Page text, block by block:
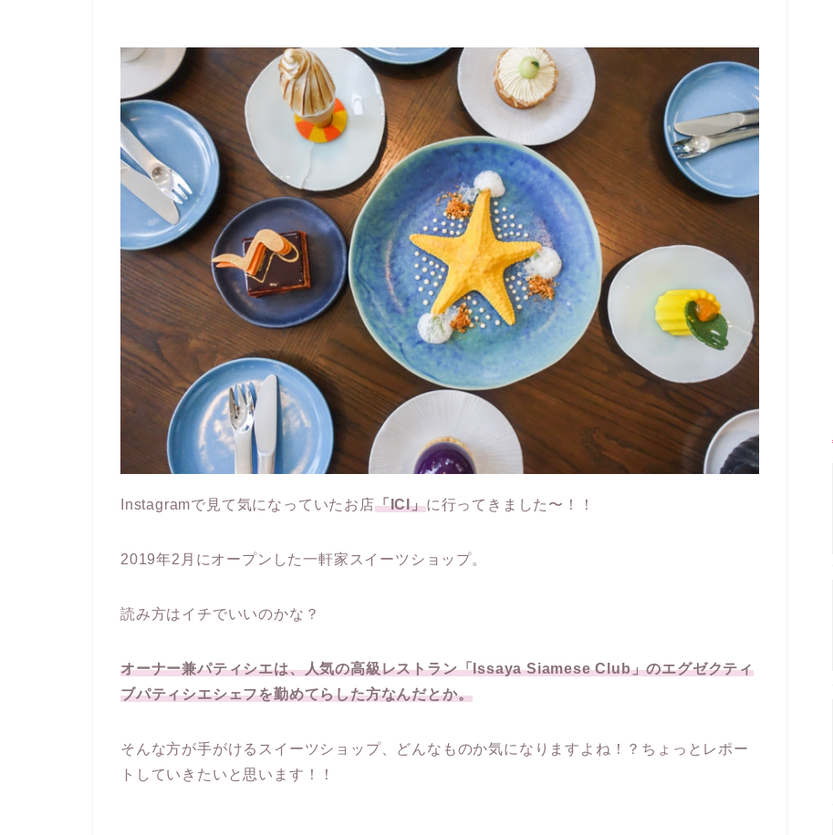
Instagramで見て気になっていたお店「ICI」に行ってきました〜！！
2019年2月にオープンした一軒家スイーツショップ。
読み方はイチでいいのかな？
オーナー兼パティシエは、人気の高級レストラン「Issaya Siamese Club」のエグゼクティ
ブパティシエシェフを勤めてらした方なんだとか。
そんな方が手がけるスイーツショップ、どんなものか気になりますよね！？ちょっとレポー
トしていきたいと思います！！